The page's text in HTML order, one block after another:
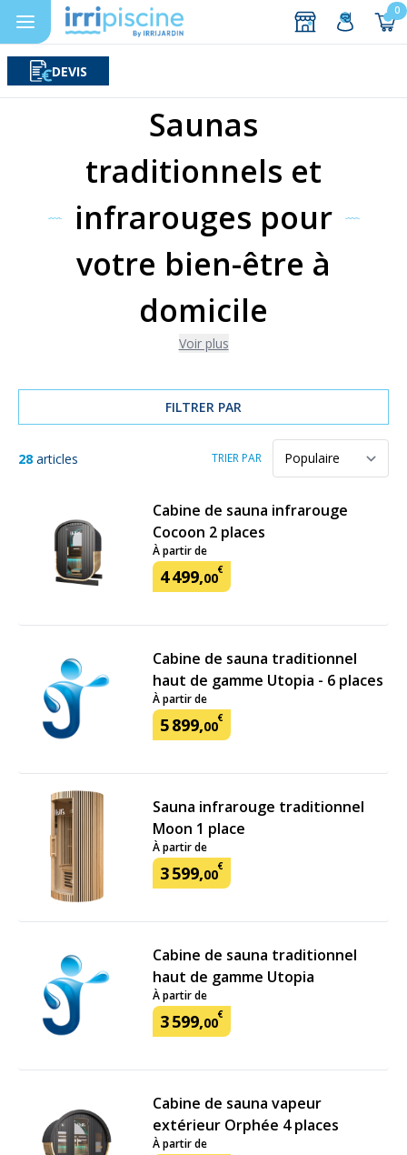
0
DEVIS
Saunas
traditionnels et
infrarouges pour
votre bien-être à
domicile
Voir plus
FILTRER PAR
TRIER PAR
28 articles
Cabine de sauna infrarouge
Cocoon 2 places
À partir de
4499,00€
Cabine de sauna traditionnel
haut de gamme Utopia - 6 places
À partir de
5899,00€
Sauna infrarouge traditionnel
Moon 1 place
À partir de
3599,00€
Cabine de sauna traditionnel
haut de gamme Utopia
À partir de
3599,00€
Cabine de sauna vapeur
extérieur Orphée 4 places
À partir de